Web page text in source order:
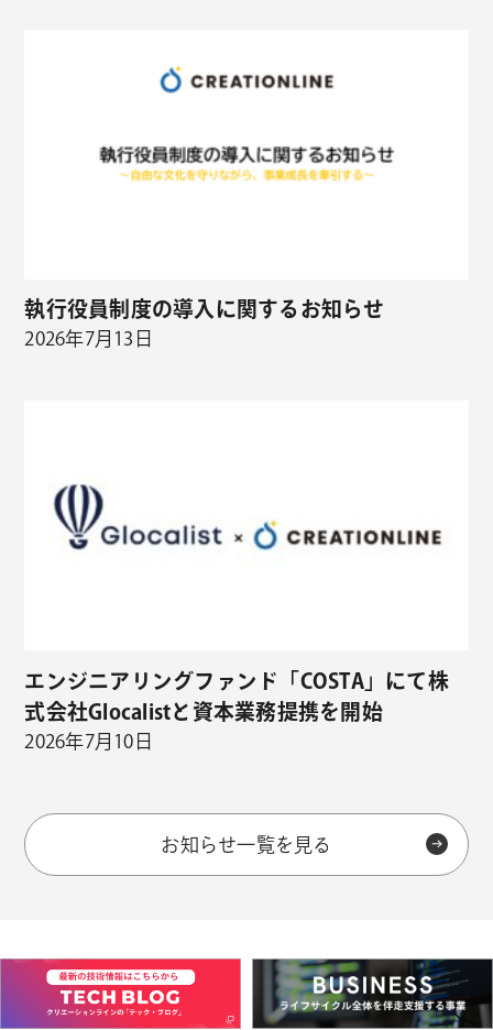
執行役員制度の導入に関するお知らせ
2026年7月13日
エンジニアリングファンド「COSTA」にて株
式会社Glocalistと資本業務提携を開始
2026年7月10日
お知らせ一覧を見る